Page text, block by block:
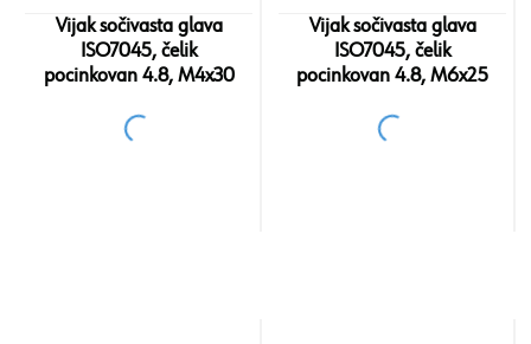
Vijak sočivasta glava
ISO7045, čelik
pocinkovan 4.8, M4x30
Vijak sočivasta glava
ISO7045, čelik
pocinkovan 4.8, M6x25